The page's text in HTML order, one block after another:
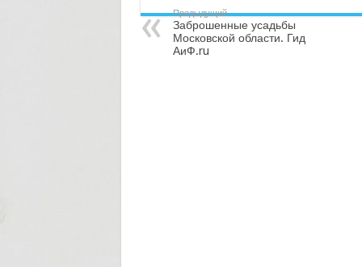
Предыдущий
Заброшенные усадьбы
Московской области. Гид
АиФ.ru